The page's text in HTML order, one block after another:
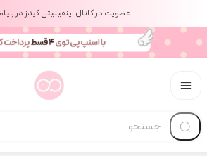
عضویت در کانال اینفینیتی کیدز در